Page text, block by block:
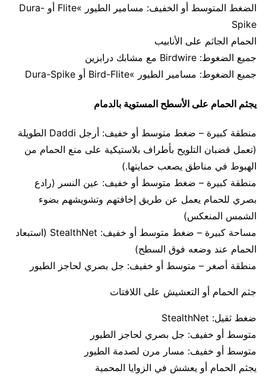
الضغط المتوسط ​​أو الخفيف: مسامير الطيور »Flite أو Dura-
Spike
الحمام الجاثم على الأنابيب
جميع الضغوط: Birdwire مع مشابك درابزين
جميع الضغوط: مسامير الطيور »Bird-Flite أو Dura-Spike
يجثم الحمام على الأسطح المستوية بالدمام
منطقة كبيرة – ضغط متوسط ​​أو خفيف: أرجل Daddi الطويلة
(تعمل قضبان التلويح بأطراف بلاستيكية على منع الحمام من
الهبوط في مناطق يصعب حمايتها.)
منطقة كبيرة – ضغط متوسط ​​أو خفيف: عين النسر (رادع
بصري للحمام يعمل عن طريق إخافتهم وتشويشهم بضوء
الشمس المنعكس)
مساحة كبيرة – ضغط متوسط ​​أو خفيف: StealthNet (استبعاد
الحمام عند وضعه فوق السطح)
منطقة أصغر – متوسط ​​أو خفيف: جل بصري لحاجز الطيور
جثم الحمام أو التعشيش على اللافتات
ضغط ثقيل: StealthNet
متوسط ​​أو خفيف: جل بصري لحاجز الطيور
متوسط ​​أو خفيف: مسار مرن لصدمة الطيور
يجثم الحمام أو يعشش في الزوايا المحمية